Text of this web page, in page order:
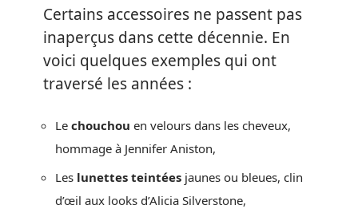
Certains accessoires ne passent pas
inaperçus dans cette décennie. En
voici quelques exemples qui ont
traversé les années :
Le chouchou en velours dans les cheveux,
hommage à Jennifer Aniston,
Les lunettes teintées jaunes ou bleues, clin
d’œil aux looks d’Alicia Silverstone,